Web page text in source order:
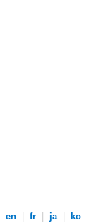
en fr ja ko